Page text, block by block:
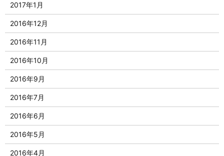
2017年1月
2016年12月
2016年11月
2016年10月
2016年9月
2016年7月
2016年6月
2016年5月
2016年4月